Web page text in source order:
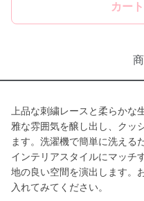
カー
上品な刺繍レースと柔らか
雅な雰囲気を醸し出し、クッ
ます。洗濯機で簡単に洗える
インテリアスタイルにマッチ
地の良い空間を演出します。
入れてみてください。